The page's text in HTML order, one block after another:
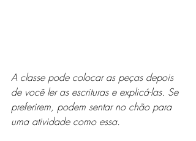
A classe pode colocar as peças depois
de você ler as escrituras e explicá-las. Se
preferirem, podem sentar no chão para
uma atividade como essa.